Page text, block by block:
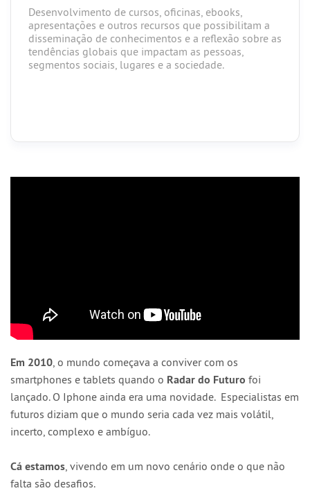
Desenvolvimento de cursos, oficinas, ebooks,
apresentações e outros recursos que possibilitam a
disseminação de conhecimentos e a reflexão sobre as
tendências globais que impactam as pessoas,
segmentos sociais, lugares e a sociedade.
Em 2010, o mundo começava a conviver com os
smartphones e tablets quando o Radar do Futuro foi
lançado. O Iphone ainda era uma novidade. Especialistas em
futuros diziam que o mundo seria cada vez mais volátil,
incerto, complexo e ambíguo.
Cá estamos, vivendo em um novo cenário onde o que não
falta são desafios.